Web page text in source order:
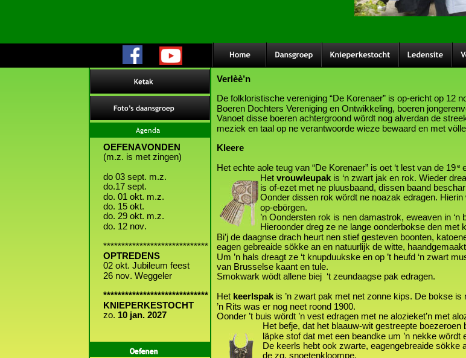
Agenda
Oefenen
Verlèè’n
De folkloristische vereniging “De Korenaer” is op-ericht op 12
Boeren Dochters Vereniging en Ontwikkeling, boeren
Vanoet disse boeren achtergroond wördt nog alverdan de
meziek en taal op ne verantwoorde wieze bewaard en met
Kleere
Het echte aole teug van “De Korenaer” is oet ‘t lest van de 19e
                  Het
vrouwleupak is ‘n zwart jak en rok. Wieder
is of-ezet met ne pluusbaand, dissen baand
Oonder dissen rok wördt ne noazak edragen.
                  op-ebörgen.
’n Oondersten rok is nen damastrok, eweaven
Hieroonder dreg ze ne lange oonderbokse den met
Bi’j de daagnse drach heurt nen stief gesteven boonten,
eagen gebreaide sökke an en natuurlijk de witte,
Um ’n hals dreagt ze ‘t knupduukske en op ’t heufd ‘n zwart
van Brusselse kaant en tule.
Smokwark wödt allene biej  ‘t zeundaagse pak edragen.
Het keerlspak is ’n zwart pak met net zonne kips. De bokse
’n Rits was er nog neet roond 1900.
Oonder ’t buis wördt ’n vest edragen met ne alozieket’n met
Het befje, dat het blaauw-wit gestreepte
läpke stof dat met een beandke um ’n nekke
De keerls hebt ook zwarte, eagengebreaide
                   de zg. snoetenkloompe.
OEFENAVONDEN
(m.z. is met zingen)
do 03 sept. m.z.
do.17 sept.
do. 01 okt. m.z.
do. 15 okt.
do. 29 okt. m.z.
do. 12 nov.
*****************************
OPTREDENS
02 okt. Jubileum feest
26 nov. Weggeler
*****************************
KNIEPERKESTOCHT
zo. 10 jan. 2027